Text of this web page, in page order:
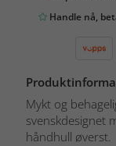
Handle nå,
Mykt og
svenskdesignet
håndhull øverst.